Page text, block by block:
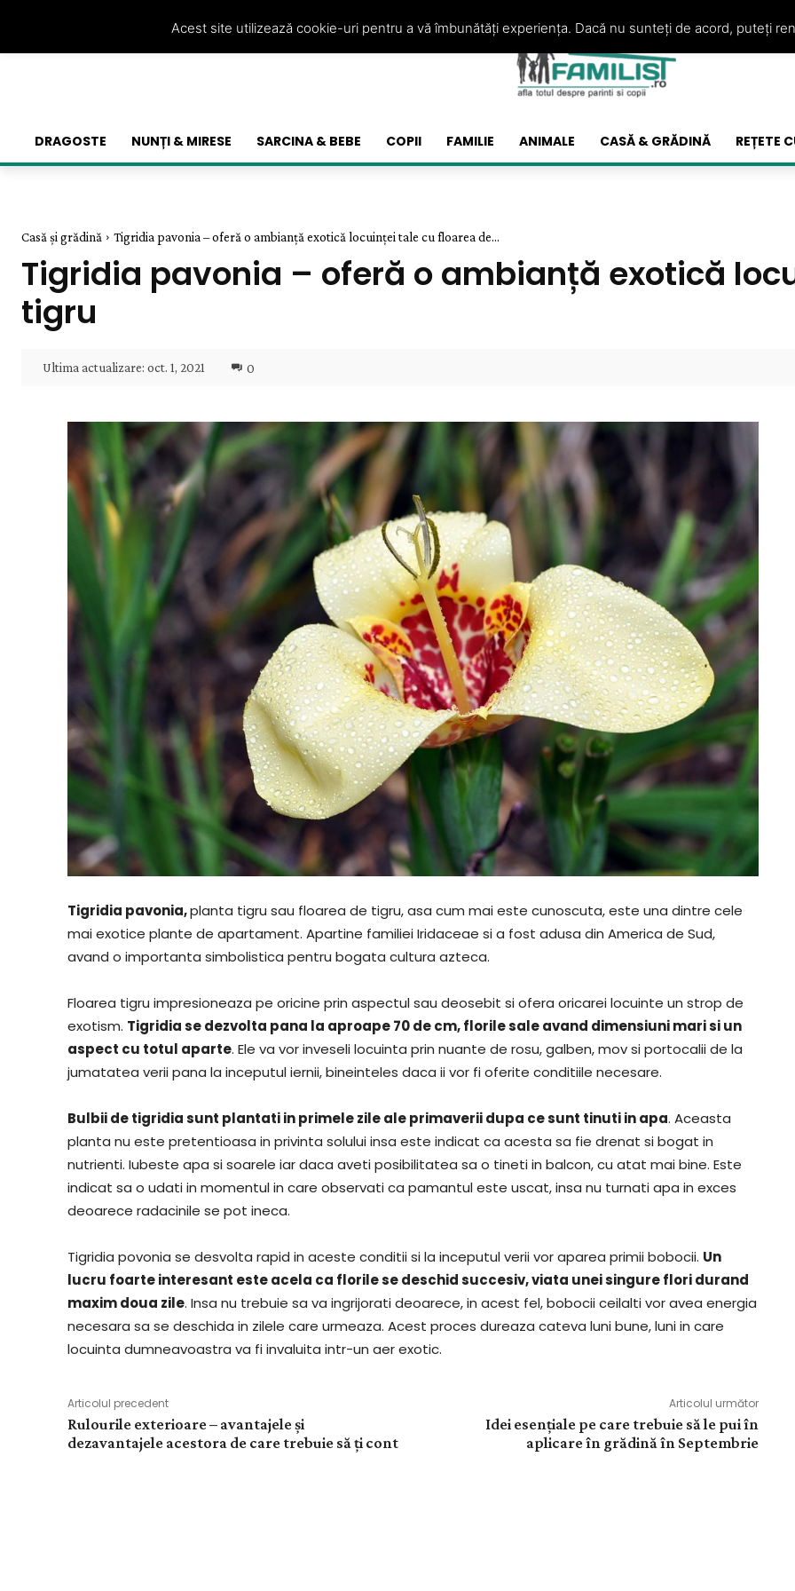
DRAGOSTE NUNȚI & MIRESE SARCINA & BEBE COPII FAMILIE ANIMALE CASĂ & GRĂDINĂ REȚETE
Casă și grădină Tigridia pavonia – oferă o ambianță exotică locuinței tale cu floarea de...
Tigridia pavonia – oferă o ambianță exotică
tigru
Ultima actualizare: oct. 1, 2021 0
Tigridia pavonia,planta tigru sau floarea de tigru, asa cum mai este cunoscuta, este una dintre cele
mai exotice plante de apartament. Apartine familiei Iridaceae si a fost adusa din America de Sud,
avand o importanta simbolistica pentru bogata cultura azteca.
Floarea tigru impresioneaza pe oricine prin aspectul sau deosebit si ofera oricarei locuinte un strop de
exotism. Tigridia se dezvolta pana la aproape 70 de cm, florile sale avand dimensiuni mari si un
aspect cu totul aparte. Ele va vor inveseli locuinta prin nuante de rosu, galben, mov si portocalii de la
jumatatea verii pana la inceputul iernii, bineinteles daca ii vor fi oferite conditiile necesare.
Bulbii de tigridia sunt plantati in primele zile ale primaverii dupa ce sunt tinuti in apa. Aceasta
planta nu este pretentioasa in privinta solului insa este indicat ca acesta sa fie drenat si bogat in
nutrienti. Iubeste apa si soarele iar daca aveti posibilitatea sa o tineti in balcon, cu atat mai bine. Este
indicat sa o udati in momentul in care observati ca pamantul este uscat, insa nu turnati apa in exces
deoarece radacinile se pot ineca.
Tigridia povonia se desvolta rapid in aceste conditii si la inceputul verii vor aparea primii bobocii. Un
lucru foarte interesant este acela ca florile se deschid succesiv, viata unei singure flori durand
maxim doua zile. Insa nu trebuie sa va ingrijorati deoarece, in acest fel, bobocii ceilalti vor avea energia
necesara sa se deschida in zilele care urmeaza. Acest proces dureaza cateva luni bune, luni in care
locuinta dumneavoastra va fi invaluita intr-un aer exotic.
Articolul precedent
Rulourile exterioare – avantajele și
dezavantajele acestora de care trebuie să ți cont
Articolul următor
Idei esențiale pe care trebuie să le pui în
aplicare în grădină în Septembrie
Acest site utilizează cookie-uri pentru a vă îmbunătăți experiența. Dacă nu sunteți de acord, puteți